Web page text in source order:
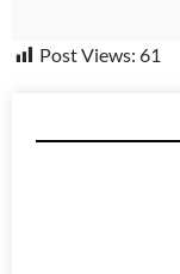
Post Views: 61